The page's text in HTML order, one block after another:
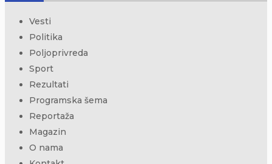
Vesti
Politika
Poljoprivreda
Sport
Rezultati
Programska šema
Reportaža
Magazin
O nama